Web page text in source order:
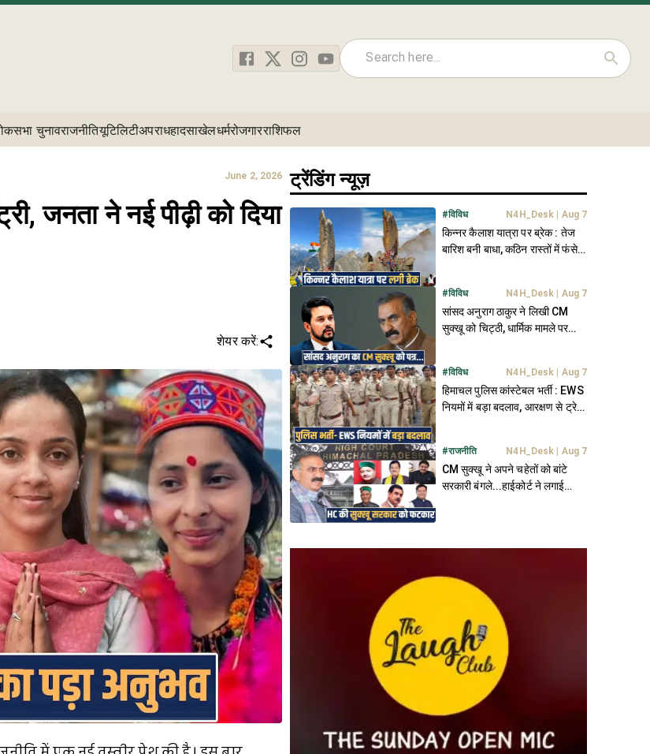
चुनावराजनीतियूटिलिटीअपराधहादसाखेलधर्मरोजगारराशिफल
June 2, 2026
जनता ने नई पीढ़ी को दिया
शेयर करें:
ट्रेंडिंग न्यूज़
#विविध N4H_Desk Aug 7
किन्नर कैलाश यात्रा पर ब्रेक : तेज
बारिश बनी बाधा, कठिन रास्तों में फंसे
#विविध N4H_Desk Aug 7
सांसद अनुराग ठाकुर ने लिखी CM
सुक्खू को चिट्ठी, धार्मिक मामले पर
#विविध N4H_Desk Aug 7
हिमाचल पुलिस कांस्टेबल भर्ती : EWS
नियमों में बड़ा बदलाव, आरक्षण से ट्रेनी
#राजनीति N4H_Desk Aug 7
CM सुक्खू ने अपने चहेतों को बांटे
सरकारी बंगले...हाईकोर्ट ने लगाई